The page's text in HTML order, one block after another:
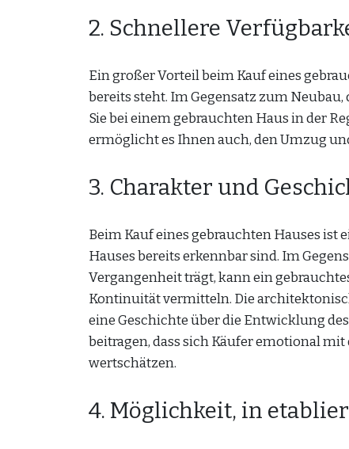
2. Schnellere
Ein großer Vorteil beim Kauf eines
bereits steht. Im Gegensatz zum
Sie bei einem gebrauchten Haus in der
ermöglicht es Ihnen auch, den Umzug
3. Charakter und
Beim Kauf eines gebrauchten Hauses ist
Hauses bereits erkennbar sind. Im
Vergangenheit trägt, kann ein
Kontinuität vermitteln. Die
eine Geschichte über die Entwicklung
beitragen, dass sich Käufer emotional
wertschätzen.
4. Möglichkeit, in